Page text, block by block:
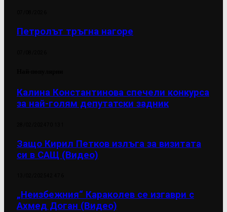
Петролът тръгна нагоре
Калина Константинова спечели конкурса
за най-голям депутатски задник
Защо Кирил Петков излъга за визитата
си в САЩ (Видео)
„Неизбежния“ Караколев се изгаври с
Ахмед Доган (Видео)